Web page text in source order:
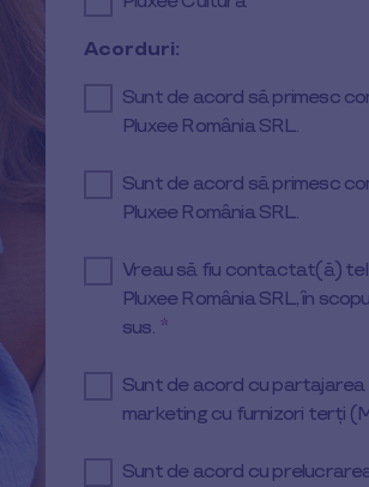
Acorduri:
Sunt de acord să primesc
Pluxee România SRL.
Sunt de acord să primesc
Pluxee România SRL.
Vreau să fiu contactat(ă)
Pluxee România SRL, în
sus. *
Sunt de acord cu
marketing cu furnizori terți
Sunt de acord cu